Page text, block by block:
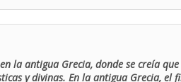
la antigua Grecia, donde se creía
y divinas. En la antigua Grecia,